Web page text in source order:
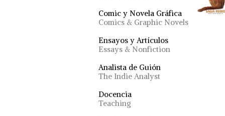
Comic y Novela Gráfica
Comics & Graphic Novels
Ensayos y Artículos
Essays & Nonfiction
Analista de Guión
The Indie Analyst
Docencia
Teaching